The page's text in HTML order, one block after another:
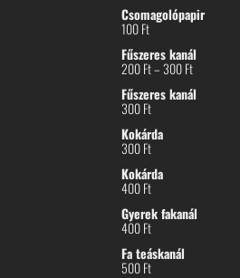
Csomagolópapir
100Ft
Fűszeres kanál
200Ft– 300FtÁrtartomány:
-
Fűszeres kanál
300Ft
Kokárda
300Ft
Kokárda
400Ft
Gyerek fakanál
400Ft
Fa teáskanál
500Ft